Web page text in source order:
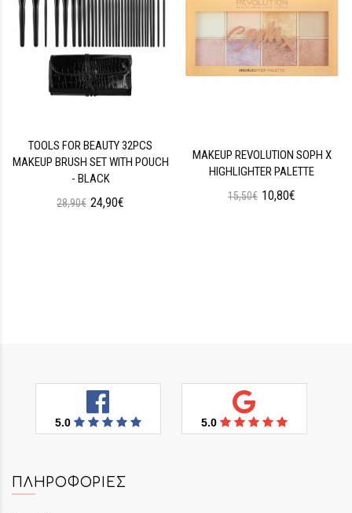
TOOLS FOR BEAUTY 32PCS
MAKEUP BRUSH SET WITH POUCH
- BLACK
28,90€ 24,90€
MAKEUP REVOLUTION SOPH X
HIGHLIGHTER PALETTE
15,50€ 10,80€
5.0 5.0
ΠΛΗΡΟΦΟΡΊΕΣ